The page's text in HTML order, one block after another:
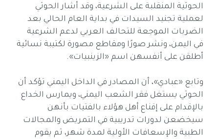
الحوثية المنقلبة على الشرعية، وقد أشار الحوثي
لعملية تجنيد السيدات في بداية العام الحالي بعد
الضربات الموجعة للتحالف العربي لدعم الشرعية
في اليمن، ونشر صورًا ومقاطع مصورة لكتيبة نسائية
أطلقن على أنفسهن اسم «الزينبيات».
وتابع «عبادي»، أن المصادر في الداخل اليمني تؤكد أن
الحوثي يستغل فقر الشعب اليمني، ويمارس الخداع
بالإقدام على إقناع أهل هؤلاء بالفتيات بأنهن
سيخضعن لدورات تدريبية في التمريض والمجالات
الطبية والإسعافات الأولية لمدة شهر، ثم يقوم